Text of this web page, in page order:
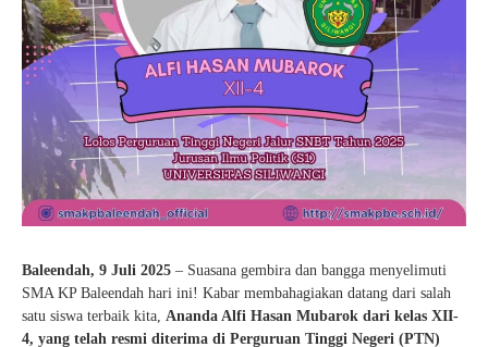
Baleendah, 9 Juli 2025 – Suasana gembira dan bangga menyelimuti
SMA KP Baleendah hari ini! Kabar membahagiakan datang dari salah
satu siswa terbaik kita, Ananda Alfi Hasan Mubarok dari kelas XII-
4, yang telah resmi diterima di Perguruan Tinggi Negeri (PTN)